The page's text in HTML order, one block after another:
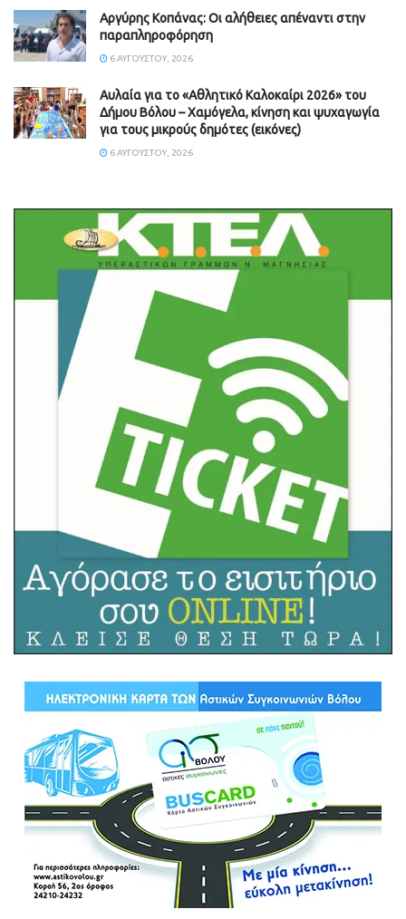
Aργύρης Κοπάνας: Οι αλήθειες απέναντι στην
παραπληροφόρηση
6 ΑΥΓΟΎΣΤΟΥ, 2026
Αυλαία για το «Αθλητικό Καλοκαίρι 2026» του
Δήμου Βόλου – Χαμόγελα, κίνηση και ψυχαγωγία
για τους μικρούς δημότες (εικόνες)
6 ΑΥΓΟΎΣΤΟΥ, 2026